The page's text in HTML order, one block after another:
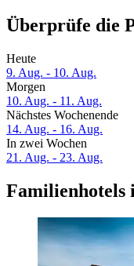
Überprüfe die
Heute
9. Aug. - 10. Aug.
Morgen
10. Aug. - 11. Aug.
Nächstes Wochenende
14. Aug. - 16. Aug.
In zwei Wochen
21. Aug. - 23. Aug.
Familienhotels